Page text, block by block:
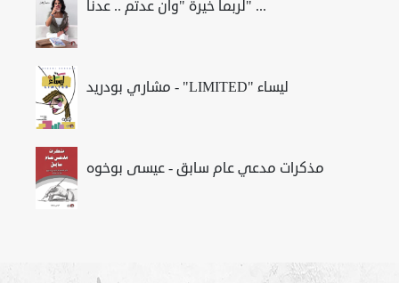
لربما خيرة "وان عدتم .. عدنا" ...
مشاري بودريد - "LIMITED" ليساء
مذكرات مدعي عام سابق - عيسى بوخوه